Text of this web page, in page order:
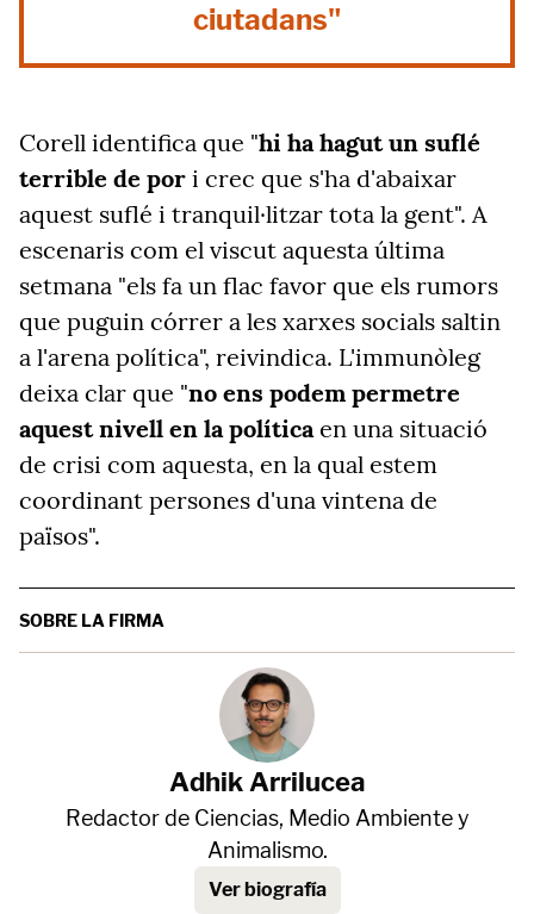
ciutadans"
Corell identifica que "hi ha hagut un suflé
terrible de por i crec que s'ha d'abaixar
aquest suflé i tranquil·litzar tota la gent". A
escenaris com el viscut aquesta última
setmana "els fa un flac favor que els rumors
que puguin córrer a les xarxes socials saltin
a l'arena política", reivindica. L'immunòleg
deixa clar que "no ens podem permetre
aquest nivell en la políticaen una situació
de crisi com aquesta, en la qual estem
coordinant persones d'una vintena de
països".
SOBRE LA FIRMA
Adhik Arrilucea
Redactor de Ciencias, Medio Ambiente y
Animalismo.
Ver biografía